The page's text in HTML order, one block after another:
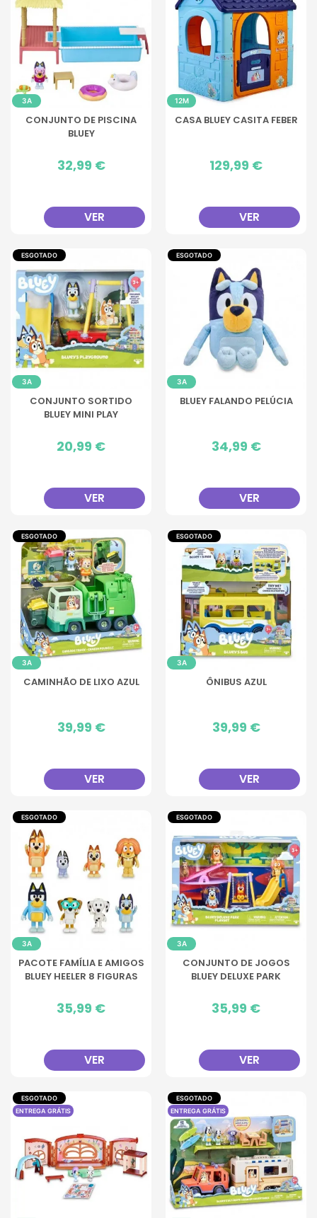
3A
CONJUNTO DE PISCINA
BLUEY
Preço
32,99 €
VER
12M
CASA BLUEY CASITA FEBER
Preço
129,99 €
VER
ESGOTADO
3A
CONJUNTO SORTIDO
BLUEY MINI PLAY
Preço
20,99 €
VER
ESGOTADO
3A
BLUEY FALANDO PELÚCIA
Preço
34,99 €
VER
ESGOTADO
3A
CAMINHÃO DE LIXO AZUL
Preço
39,99 €
VER
ESGOTADO
3A
ÔNIBUS AZUL
Preço
39,99 €
VER
ESGOTADO
3A
PACOTE FAMÍLIA E AMIGOS
BLUEY HEELER 8 FIGURAS
Preço
35,99 €
VER
ESGOTADO
3A
CONJUNTO DE JOGOS
BLUEY DELUXE PARK
Preço
35,99 €
VER
ESGOTADO
ENTREGA GRÁTIS
ESGOTADO
ENTREGA GRÁTIS